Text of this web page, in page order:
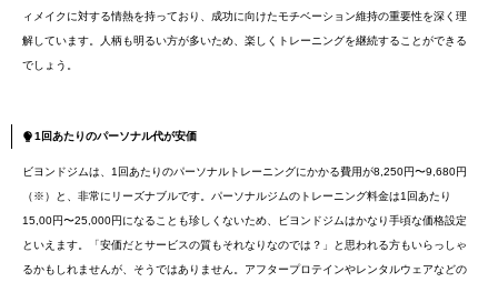
ィメイクに対する情熱を持っており、成功に向けたモチベーション維持の重要性を深く理
解しています。人柄も明るい方が多いため、楽しくトレーニングを継続することができる
でしょう。
1回あたりのパーソナル代が安価
ビヨンドジムは、1回あたりのパーソナルトレーニングにかかる費用が8,250円〜9,680円
（※）と、非常にリーズナブルです。パーソナルジムのトレーニング料金は1回あたり
15,00円〜25,000円になることも珍しくないため、ビヨンドジムはかなり手頃な価格設定
といえます。「安価だとサービスの質もそれなりなのでは？」と思われる方もいらっしゃ
るかもしれませんが、そうではありません。アフタープロテインやレンタルウェアなどの